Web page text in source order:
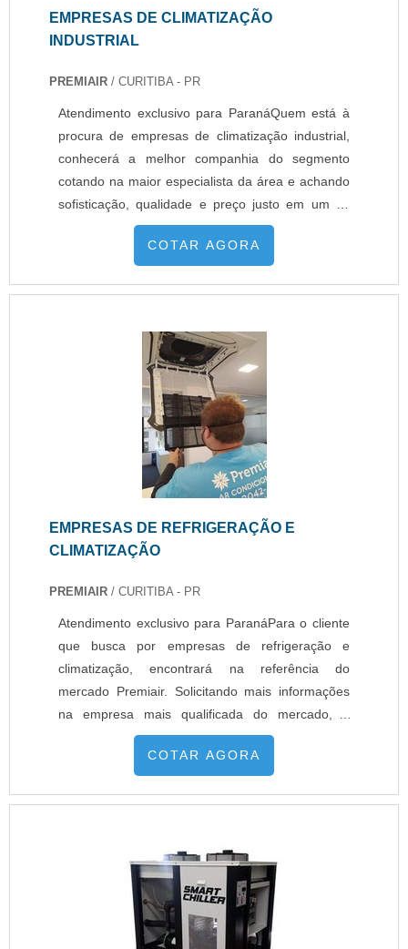
EMPRESAS DE CLIMATIZAÇÃO
INDUSTRIAL
PREMIAIR / CURITIBA - PR
Atendimento exclusivo para ParanáQuem está à
procura de empresas de climatização industrial,
conhecerá a melhor companhia do segmento
cotando na maior especialista da área e achando
sofisticação, qualidade e preço justo em um só
lugar. Quando a pesquisa está relacionada com
empresas de climatização industrial, com a
com os resultados dos clientes, fatores que
COTAR AGORA
EMPRESAS DE REFRIGERAÇÃO E
CLIMATIZAÇÃO
PREMIAIR / CURITIBA - PR
Atendimento exclusivo para ParanáPara o cliente
que busca por empresas de refrigeração e
climatização, encontrará na referência do
mercado Premiair. Solicitando mais informações
na empresa mais qualificada do mercado, é
possível descobrir detalhes sobre a líder da área
de atuação.É importante lembrar que o serviço
Esse tipo de cuidado ajuda a garantir a qualidade
COTAR AGORA